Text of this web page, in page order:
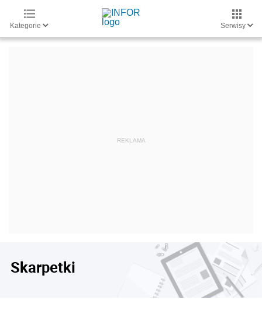
Kategorie Serwisy
Skarpetki